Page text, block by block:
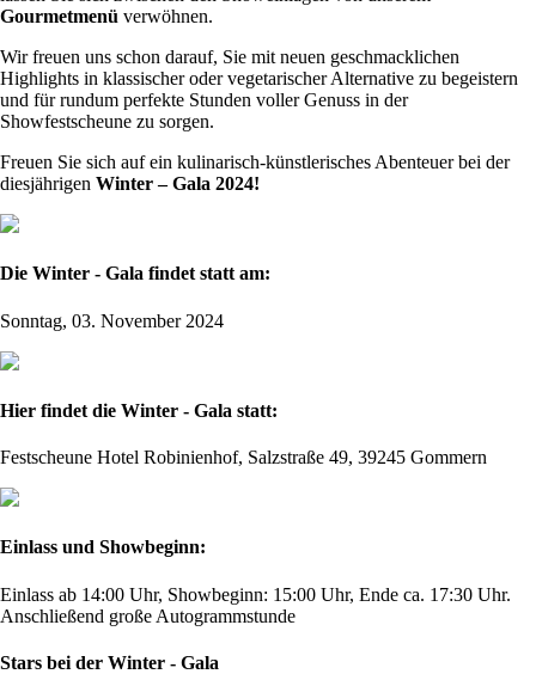
Gourmetmenü verwöhnen.
Wir freuen uns schon darauf, Sie mit neuen geschmacklichen
Highlights in klassischer oder vegetarischer Alternative zu begeistern
und für rundum perfekte Stunden voller Genuss in der
Showfestscheune zu sorgen.
Freuen Sie sich auf ein kulinarisch-künstlerisches Abenteuer bei der
diesjährigen Winter – Gala 2024!
Die Winter - Gala findet statt am:
Sonntag, 03. November 2024
Hier findet die Winter - Gala statt:
Festscheune Hotel Robinienhof, Salzstraße 49, 39245 Gommern
Einlass und Showbeginn:
Einlass ab 14:00 Uhr, Showbeginn: 15:00 Uhr, Ende ca. 17:30 Uhr.
Anschließend große Autogrammstunde
Stars bei der Winter - Gala